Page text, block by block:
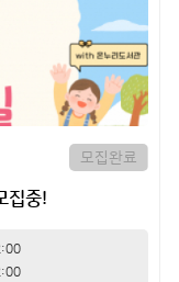
모집완료
집중!